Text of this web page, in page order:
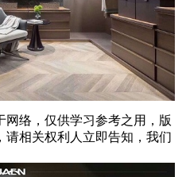
络，仅供学习参考之用，版
相关权利人立即告知，我们